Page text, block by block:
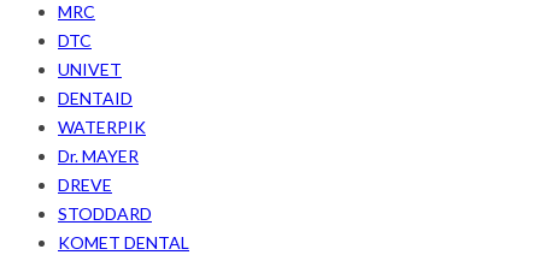
MRC
DTC
UNIVET
DENTAID
WATERPIK
Dr. MAYER
DREVE
STODDARD
KOMET DENTAL